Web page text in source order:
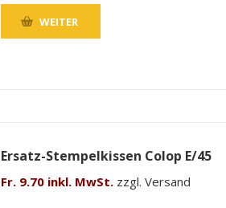
WEITER
Ersatz-Stempelkissen Colop E/45
Fr. 9.70 inkl. MwSt. zzgl. Versand